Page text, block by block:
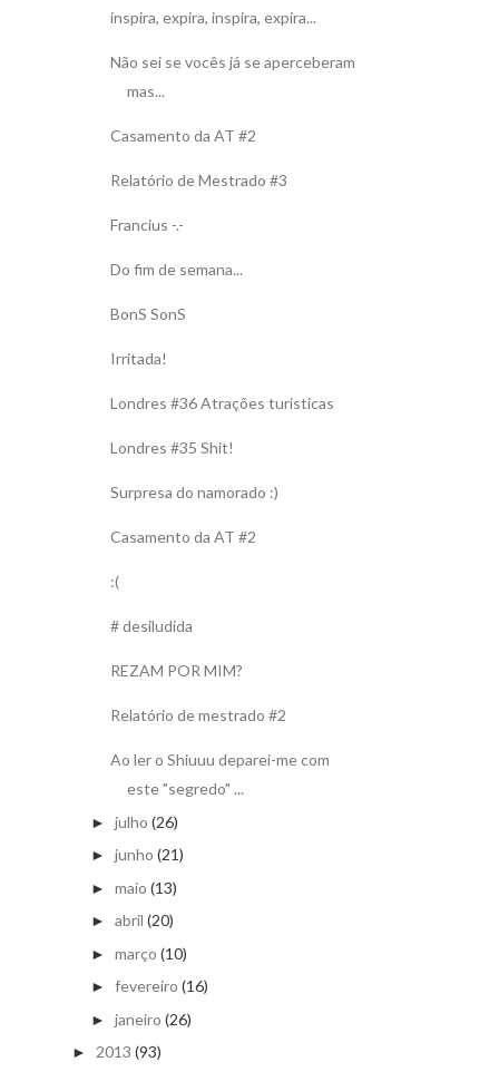
inspira, expira, inspira, expira...
Não sei se vocês já se aperceberam
mas...
Casamento da AT #2
Relatório de Mestrado #3
Francius -.-
Do fim de semana...
BonS SonS
Irritada!
Londres #36 Atrações turisticas
Londres #35 Shit!
Surpresa do namorado :)
Casamento da AT #2
:(
# desiludida
REZAM POR MIM?
Relatório de mestrado #2
Ao ler o Shiuuu deparei-me com
este "segredo" ...
► julho (26)
► junho (21)
► maio (13)
► abril (20)
► março (10)
► fevereiro (16)
► janeiro (26)
► 2013 (93)